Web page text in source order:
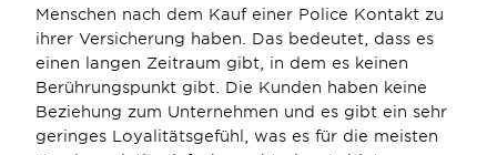
Menschen nach dem Kauf einer Police Kontakt zu
ihrer Versicherung haben. Das bedeutet, dass es
einen langen Zeitraum gibt, in dem es keinen
Berührungspunkt gibt. Die Kunden haben keine
Beziehung zum Unternehmen und es gibt ein sehr
geringes Loyalitätsgefühl, was es für die meisten